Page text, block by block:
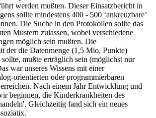
werden mußten. Dieser Einsatzbericht in
sollte mindestens 400 - 500 ‘ankreuzbare’
Die Suche in den Protokollen sollte das
Mustern zulassen, wobei verschiedene
möglich sein mußten. Die
der die Datenmenge (1,5 Mio. Punkte)
mußte erträglich sein (möglichst nur
war unseres Wissens mit einer
orientierten oder programmierbaren
Nach einem Jahr Entwicklung und
beginnen, die Kinderkrankheiten des
Gleichzeitig fand sich ein neues